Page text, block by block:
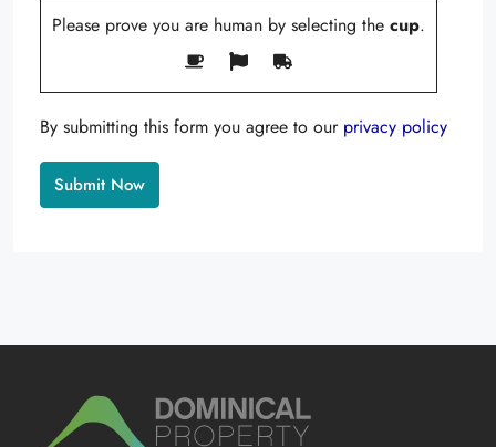
Please prove you are human by selecting the cup.
By submitting this form you agree to our privacy policy